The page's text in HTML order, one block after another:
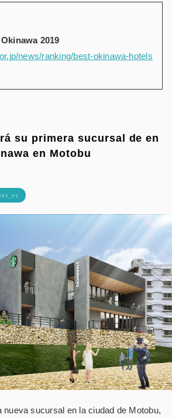
2019
news/ranking/best-okinawa-hotels
su primera sucursal de en
en Motobu
nueva sucursal en la ciudad de Motobu,